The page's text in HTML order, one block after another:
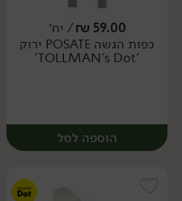
יח׳
59.00
₪/ יח׳
כפות הגשה POSATE ירוק
'TOLLMAN's Dot'
הוספה לסל